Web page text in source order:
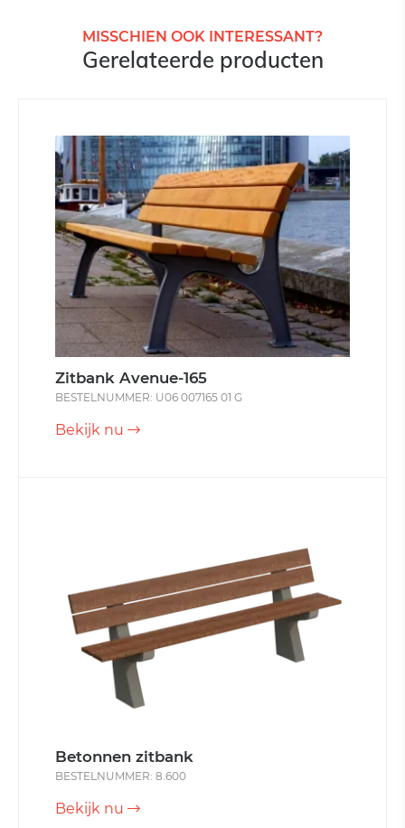
MISSCHIEN OOK INTERESSANT?
Gerelateerde producten
Zitbank Avenue-165
BESTELNUMMER: U06 007165 01 G
Bekijk nu
Betonnen zitbank
BESTELNUMMER: 8.600
Bekijk nu